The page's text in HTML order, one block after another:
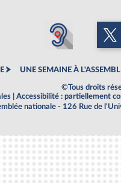
UNE SEMAINE À
©Tous droits
Accessibilité : partiellement
nationale - 126 Rue de